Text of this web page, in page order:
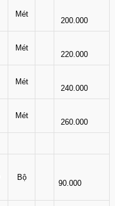
Mét
200.000
Mét
220.000
Mét
240.000
Mét
260.000
Bộ
90.000